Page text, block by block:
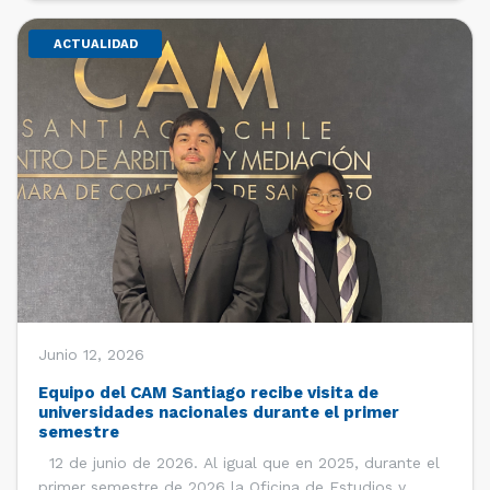
ACTUALIDAD
Junio 12, 2026
Equipo del CAM Santiago recibe visita de
universidades nacionales durante el primer
semestre
12 de junio de 2026. Al igual que en 2025, durante el